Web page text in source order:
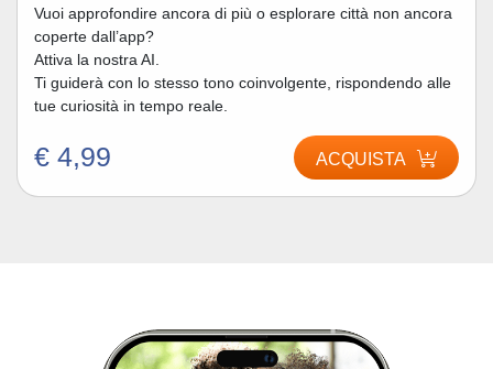
Vuoi approfondire ancora di più o esplorare città non ancora
coperte dall’app?
Attiva la nostra AI.
Ti guiderà con lo stesso tono coinvolgente, rispondendo alle
tue curiosità in tempo reale.
€ 4,99 ACQUISTA